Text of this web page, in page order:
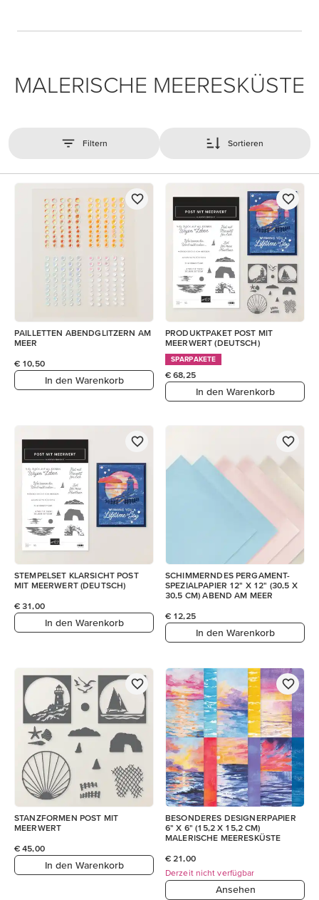
MALERISCHE MEERESKÜSTE
Filtern Sortieren
PAILLETTEN ABENDGLITZERN AM
MEER
€ 10,50
In den Warenkorb
PRODUKTPAKET POST MIT
MEERWERT (DEUTSCH)
SPARPAKETE
€ 68,25
In den Warenkorb
STEMPELSET KLARSICHT POST
MIT MEERWERT (DEUTSCH)
€ 31,00
In den Warenkorb
SCHIMMERNDES PERGAMENT-
SPEZIALPAPIER 12" X 12" (30,5 X
30,5 CM) ABEND AM MEER
€ 12,25
In den Warenkorb
STANZFORMEN POST MIT
MEERWERT
€ 45,00
In den Warenkorb
BESONDERES DESIGNERPAPIER
6" X 6" (15,2 X 15,2 CM)
MALERISCHE MEERESKÜSTE
€ 21,00
Derzeit nicht verfügbar
Ansehen